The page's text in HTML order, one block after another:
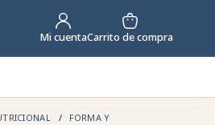
Mi cuentaCarrito de compra
FORMA Y